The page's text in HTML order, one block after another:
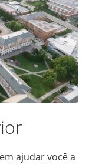
ajudar você a